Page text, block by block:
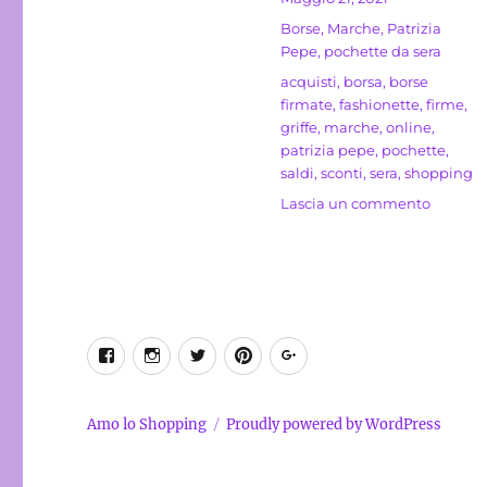
Categorie
Borse, Marche, Patrizia
Pepe, pochette da sera
Tag
acquisti, borsa, borse
firmate, fashionette, firme,
griffe, marche, online,
patrizia pepe, pochette,
saldi, sconti, sera, shopping
Lascia un commentosu
FacebookInstagram
TwitterPinterestGoogle+
Amo lo Shopping Proudly powered by WordPress